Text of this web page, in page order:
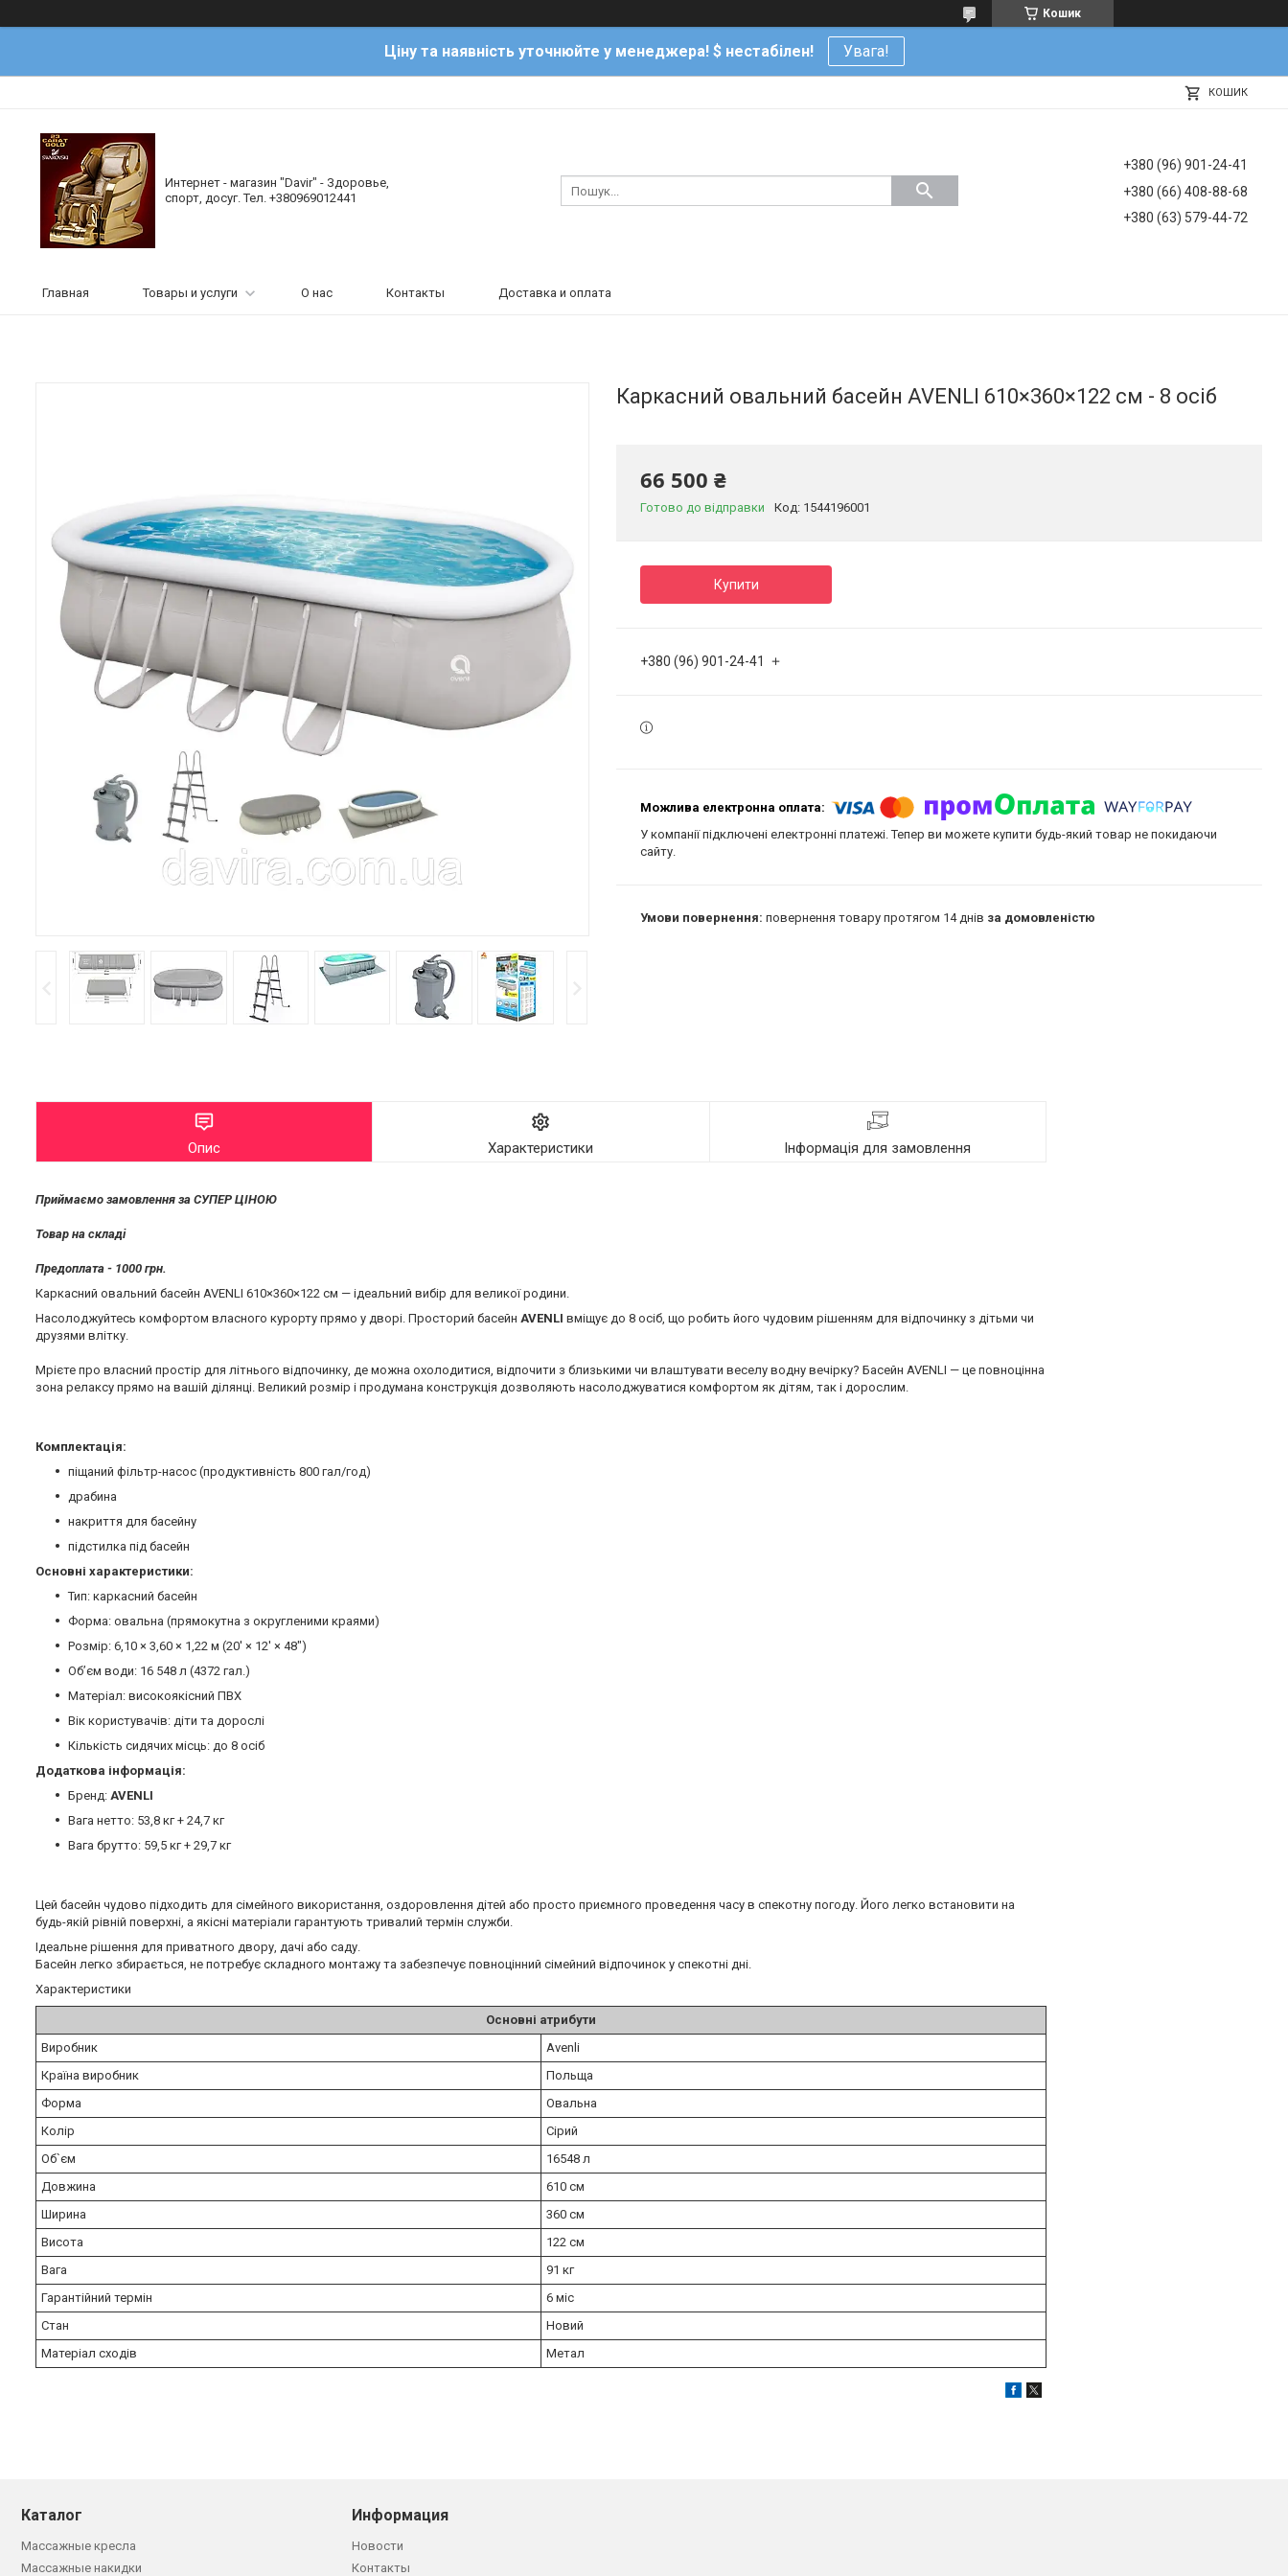
Кошик
Ціну та наявність уточнюйте у менеджера! $ нестабілен! Увага!
КОШИК
Интернет - магазин "Davir" - Здоровье,
спорт, досуг. Тел. +380969012441
+380 (96) 901-24-41
+380 (66) 408-88-68
+380 (63) 579-44-72
Главная Товары и услуги О нас Контакты Доставка и оплата
Каркасний овальний басейн AVENLI 610×360×122 см - 8 осіб
66 500 ₴
Готово до відправки Код: 1544196001
Купити
+380 (96) 901-24-41
У компанії підключені електронні платежі. Тепер ви можете купити будь-який товар не покидаючи
сайту.
повернення товару протягом 14 днів за домовленістю
Опис Характеристики Інформація для замовлення
Приймаємо замовлення за СУПЕР ЦІНОЮ
Товар на складi
Предоплата - 1000 грн.
Каркасний овальний басейн AVENLI 610×360×122 см — ідеальний вибір для великої родини.
Насолоджуйтесь комфортом власного курорту прямо у дворі. Просторий басейн AVENLI вміщує до 8 осіб, що робить його чудовим рішенням для відпочинку з дітьми чи
друзями влітку.
Мрієте про власний простір для літнього відпочинку, де можна охолодитися, відпочити з близькими чи влаштувати веселу водну вечірку? Басейн AVENLI — це повноцінна
зона релаксу прямо на вашій ділянці. Великий розмір і продумана конструкція дозволяють насолоджуватися комфортом як дітям, так і дорослим.
Комплектація:
піщаний фільтр-насос (продуктивність 800 гал/год)
драбина
накриття для басейну
підстилка під басейн
Основні характеристики:
Тип: каркасний басейн
Форма: овальна (прямокутна з округленими краями)
Розмір: 6,10 × 3,60 × 1,22 м (20' × 12' × 48")
Об’єм води: 16 548 л (4372 гал.)
Матеріал: високоякісний ПВХ
Вік користувачів: діти та дорослі
Кількість сидячих місць: до 8 осіб
Додаткова інформація:
Бренд: AVENLI
Вага нетто: 53,8 кг + 24,7 кг
Вага брутто: 59,5 кг + 29,7 кг
Цей басейн чудово підходить для сімейного використання, оздоровлення дітей або просто приємного проведення часу в спекотну погоду. Його легко встановити на
будь-якій рівній поверхні, а якісні матеріали гарантують тривалий термін служби.
Ідеальне рішення для приватного двору, дачі або саду.
Басейн легко збирається, не потребує складного монтажу та забезпечує повноцінний сімейний відпочинок у спекотні дні.
Характеристики
Основні атрибути
Виробник
Avenli
Країна виробник
Польща
Форма
Овальна
Колір
Сірий
Об`єм
16548 л
Довжина
610 см
Ширина
360 см
Висота
122 см
Вага
91 кг
Гарантійний термін
6 міс
Стан
Новий
Матеріал сходів
Метал
Каталог
Массажные кресла
Массажные накидки
Информация
Новости
Контакты